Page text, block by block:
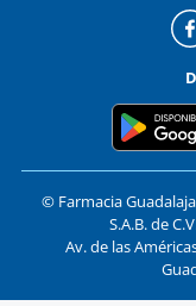
© Farmacia
S.A.B. de
Av. de las